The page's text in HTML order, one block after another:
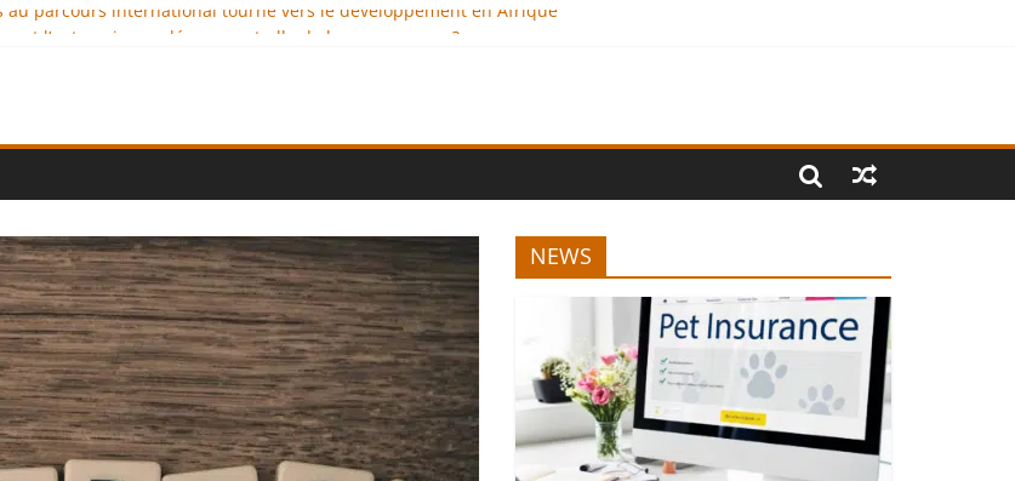
au parcours international tourné vers le développement en Afrique
de l’indépendance financière
comme moteur de coopération internationale
NEWS